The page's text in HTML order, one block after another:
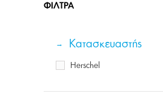
ΦΊΛΤΡΑ
Κατασκευαστής
Herschel